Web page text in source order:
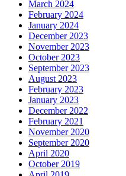
March 2024
February 2024
January 2024
December 2023
November 2023
October 2023
September 2023
August 2023
February 2023
January 2023
December 2022
February 2021
November 2020
September 2020
April 2020
October 2019